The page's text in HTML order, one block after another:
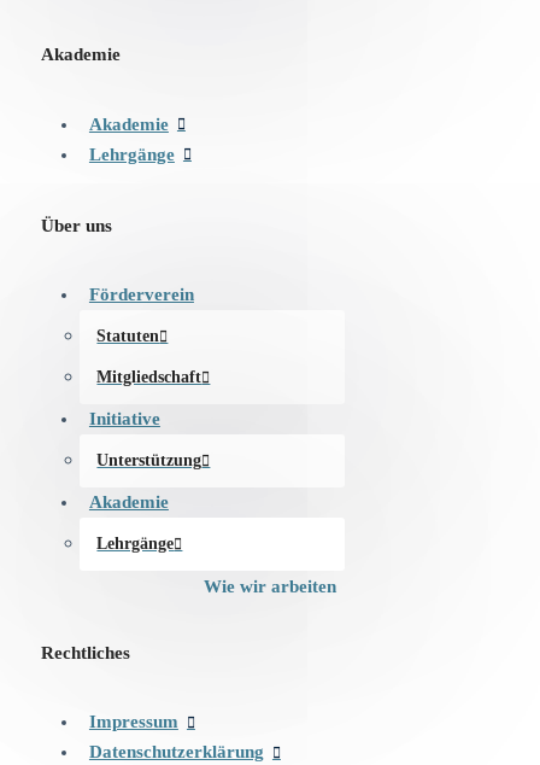
Akademie
Akademie
Lehrgänge
Über uns
Förderverein
Statuten
Mitgliedschaft
Initiative
Unterstützung
Akademie
Lehrgänge
Wie wir arbeiten
Rechtliches
Impressum
Datenschutzerklärung